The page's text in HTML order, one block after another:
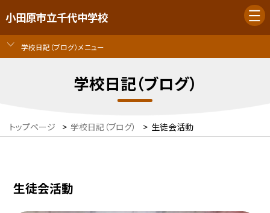
小田原市立千代中学校
学校日記（ブログ）メニュー
学校日記（ブログ）
トップページ > 学校日記（ブログ） > 生徒会活動
生徒会活動